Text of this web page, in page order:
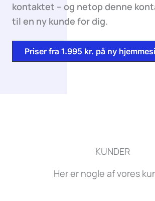
kontaktet – og netop denne
til en ny kunde for dig.
Priser fra 1.995 kr. på ny
KUNDER
Her er nogle af vores